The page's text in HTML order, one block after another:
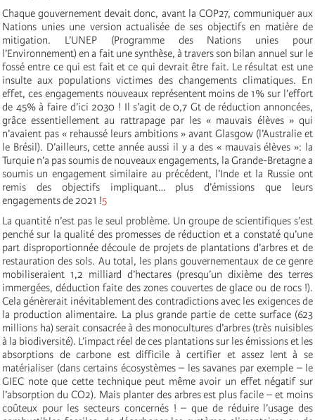
Chaque gouvernement devait donc, avant la COP27, communiquer aux
Nations unies une version actualisée de ses objectifs en matière de
mitigation. L’UNEP (Programme des Nations unies pour
l’Environnement) en a fait une synthèse, à travers son bilan annuel sur le
fossé entre ce qui est fait et ce qui devrait être fait. Le résultat est une
insulte aux populations victimes des changements climatiques. En
effet, ces engagements nouveaux représentent moins de 1% sur l’effort
de 45% à faire d’ici 2030 ! Il s’agit de 0,7 Gt de réduction annoncées,
grâce essentiellement au rattrapage par les « mauvais élèves » qui
n’avaient pas « rehaussé leurs ambitions » avant Glasgow (l’Australie et
le Brésil). D’ailleurs, cette année aussi il y a des « mauvais élèves »: la
Turquie n’a pas soumis de nouveaux engagements, la Grande-Bretagne a
soumis un engagement similaire au précédent, l’Inde et la Russie ont
remis des objectifs impliquant… plus d’émissions que leurs
engagements de 2021 !5
La quantité n’est pas le seul problème. Un groupe de scientifiques s’est
penché sur la qualité des promesses de réduction et a constaté qu’une
part disproportionnée découle de projets de plantations d’arbres et de
restauration des sols. Au total, les plans gouvernementaux de ce genre
mobiliseraient 1,2 milliard d’hectares (presqu’un dixième des terres
immergées, déduction faite des zones couvertes de glace ou de rocs !).
Cela génèrerait inévitablement des contradictions avec les exigences de
la production alimentaire. La plus grande partie de cette surface (623
millions ha) serait consacrée à des monocultures d’arbres (très nuisibles
à la biodiversité). L’impact réel de ces plantations sur les émissions et les
absorptions de carbone est difficile à certifier et assez lent à se
matérialiser (dans certains écosystèmes – les savanes par exemple – le
GIEC note que cette technique peut même avoir un effet négatif sur
l’absorption du CO2). Mais planter des arbres est plus facile – et moins
coûteux pour les secteurs concernés ! – que de réduire l’usage des